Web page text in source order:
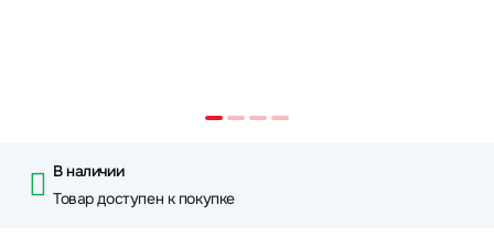
В наличии
Товар доступен к покупке